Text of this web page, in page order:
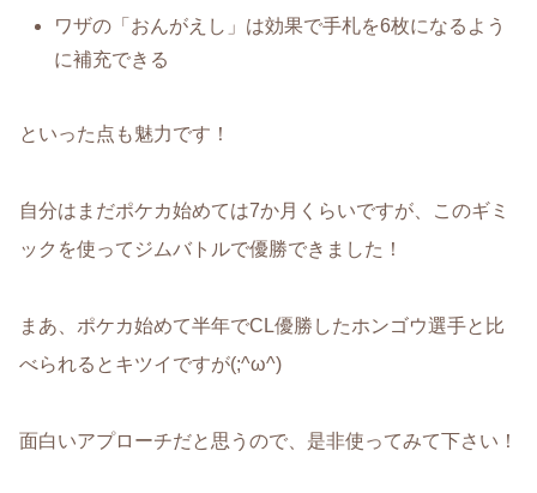
ワザの「おんがえし」は効果で手札を6枚になるよう
に補充できる
といった点も魅力です！
自分はまだポケカ始めては7か月くらいですが、このギミ
ックを使ってジムバトルで優勝できました！
まあ、ポケカ始めて半年でCL優勝したホンゴウ選手と比
べられるとキツイですが(;^ω^)
面白いアプローチだと思うので、是非使ってみて下さい！